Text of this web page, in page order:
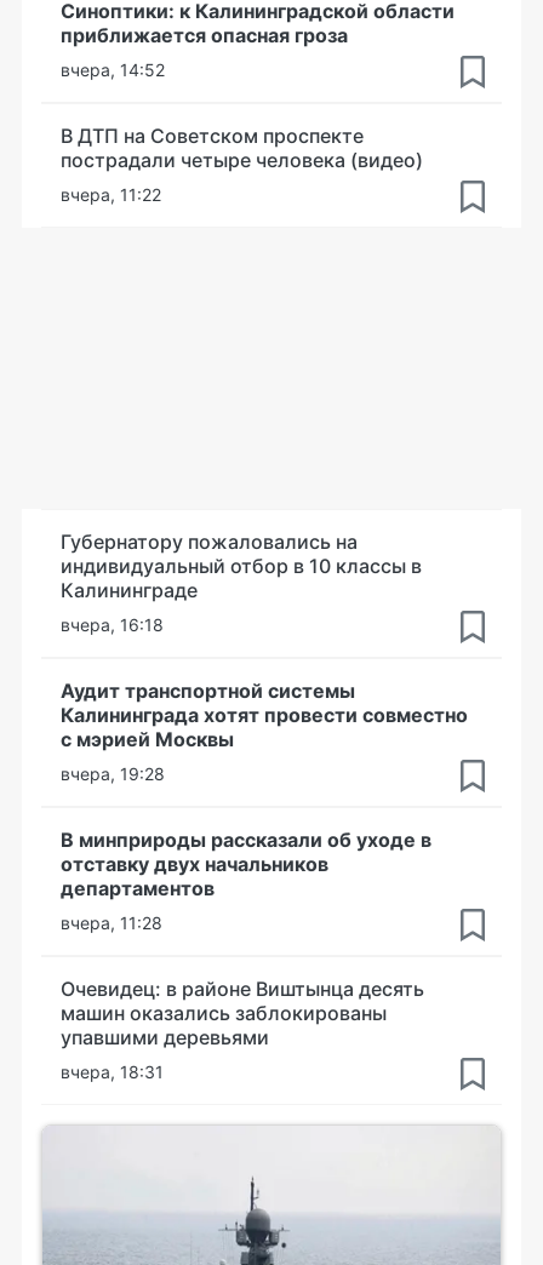
Синоптики: к Калининградской области
приближается опасная гроза
вчера, 14:52
В ДТП на Советском проспекте
пострадали четыре человека (видео)
вчера, 11:22
Губернатору пожаловались на
индивидуальный отбор в 10 классы в
Калининграде
вчера, 16:18
Аудит транспортной системы
Калининграда хотят провести совместно
с мэрией Москвы
вчера, 19:28
В минприроды рассказали об уходе в
отставку двух начальников
департаментов
вчера, 11:28
Очевидец: в районе Виштынца десять
машин оказались заблокированы
упавшими деревьями
вчера, 18:31